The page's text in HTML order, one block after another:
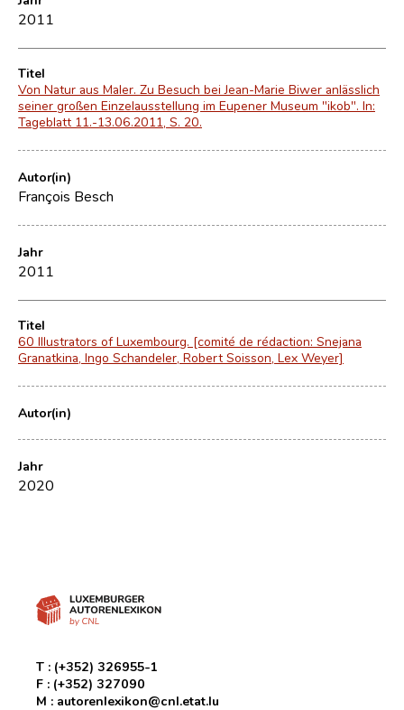
2011
Titel
Von Natur aus Maler. Zu Besuch bei Jean-Marie Biwer anlässlich
seiner großen Einzelausstellung im Eupener Museum "ikob". In:
Tageblatt 11.-13.06.2011, S. 20.
Autor(in)
François Besch
Jahr
2011
Titel
60 Illustrators of Luxembourg. [comité de rédaction: Snejana
Granatkina, Ingo Schandeler, Robert Soisson, Lex Weyer]
Autor(in)
Jahr
2020
T : (+352) 326955-1
F : (+352) 327090
M : autorenlexikon@cnl.etat.lu